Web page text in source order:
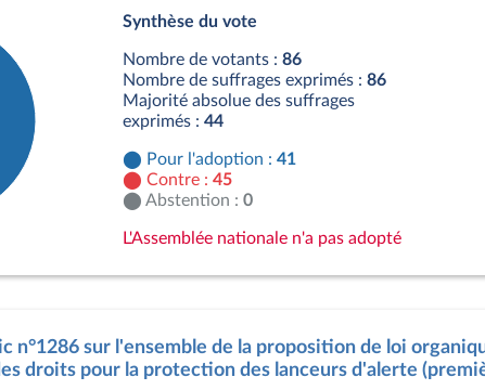
Synthèse du vote
Nombre de votants : 86
Nombre de suffrages exprimés : 86
Majorité absolue des suffrages
exprimés : 44
Pour l'adoption : 41
Contre : 45
Abstention : 0
L'Assemblée nationale n'a pas adopté
n°1286 sur l'ensemble de la proposition de loi
droits pour la protection des lanceurs d'alerte